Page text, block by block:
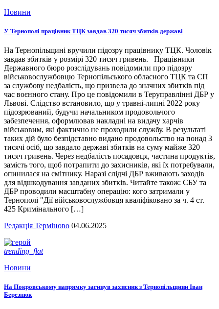
Новини
У Тернополі працівник ТЦК завдав 320 тисяч збитків державі
На Тернопільщині вручили підозру працівнику ТЦК. Чоловік
завдав збитків у розмірі 320 тисяч гривень. Працівники
Державного бюро розслідувань повідомили про підозру
військовослужбовцю Тернопільського обласного ТЦК та СП
за службову недбалість, що призвела до значних збитків під
час воєнного стану. Про це повідомили в Теруправлінні ДБР у
Львові. Слідство встановило, що у травні-липні 2022 року
підозрюваний, будучи начальником продовольчого
забезпечення, оформлював накладні на видачу харчів
військовим, які фактично не проходили службу. В результаті
таких дій було безпідставно видано продовольство на понад 3
тисячі осіб, що завдало державі збитків на суму майже 320
тисяч гривень. Через недбалість посадовця, частина продуктів,
замість того, щоб потрапити до захисників, які їх потребували,
опинилася на смітнику. Наразі слідчі ДБР вживають заходів
для відшкодування завданих збитків. Читайте також: СБУ та
ДБР проводили масштабну операцію: кого затримали у
Тернополі "Дії військовослужбовця кваліфіковано за ч. 4 ст.
425 Кримінального […]
Редакція Терміново 04.06.2025
trending_flat
Новини
На Покровському напрямку загинув захисник з Тернопільщини Іван
Березнюк